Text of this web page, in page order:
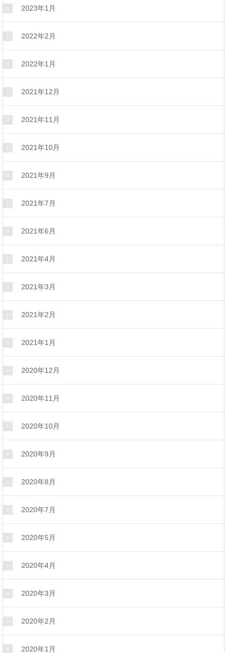
2023年1月
2022年2月
2022年1月
2021年12月
2021年11月
2021年10月
2021年9月
2021年7月
2021年6月
2021年4月
2021年3月
2021年2月
2021年1月
2020年12月
2020年11月
2020年10月
2020年9月
2020年8月
2020年7月
2020年5月
2020年4月
2020年3月
2020年2月
2020年1月